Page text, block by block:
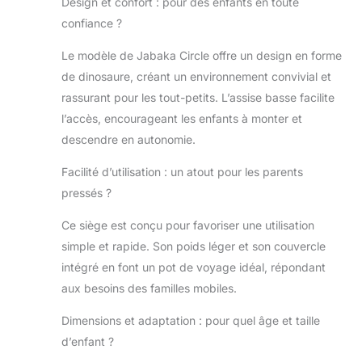
ergonomique pour empêcher les
bébés de tomber en arrière,
rendre l'enfant plus confortable et
plus sûr
confiance ?
Le modèle de Jabaka Circle offre un design en forme
de dinosaure, créant un environnement convivial et
rassurant pour les tout-petits. L’assise basse facilite
l’accès, encourageant les enfants à monter et
descendre en autonomie.
Facilité d’utilisation : un atout pour les parents
pressés ?
Ce siège est conçu pour favoriser une utilisation
simple et rapide. Son poids léger et son couvercle
intégré en font un pot de voyage idéal, répondant
aux besoins des familles mobiles.
Dimensions et adaptation : pour quel âge et taille
d’enfant ?